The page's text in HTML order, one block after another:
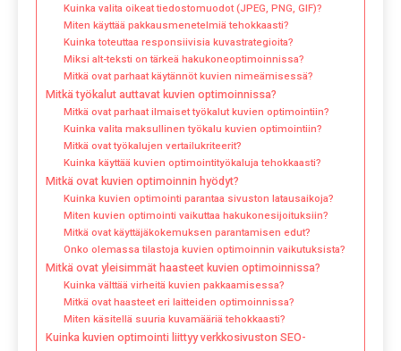
Kuinka valita oikeat tiedostomuodot (JPEG, PNG, GIF)?
Miten käyttää pakkausmenetelmiä tehokkaasti?
Kuinka toteuttaa responsiivisia kuvastrategioita?
Miksi alt-teksti on tärkeä hakukoneoptimoinnissa?
Mitkä ovat parhaat käytännöt kuvien nimeämisessä?
Mitkä työkalut auttavat kuvien optimoinnissa?
Mitkä ovat parhaat ilmaiset työkalut kuvien optimointiin?
Kuinka valita maksullinen työkalu kuvien optimointiin?
Mitkä ovat työkalujen vertailukriteerit?
Kuinka käyttää kuvien optimointityökaluja tehokkaasti?
Mitkä ovat kuvien optimoinnin hyödyt?
Kuinka kuvien optimointi parantaa sivuston latausaikoja?
Miten kuvien optimointi vaikuttaa hakukonesijoituksiin?
Mitkä ovat käyttäjäkokemuksen parantamisen edut?
Onko olemassa tilastoja kuvien optimoinnin vaikutuksista?
Mitkä ovat yleisimmät haasteet kuvien optimoinnissa?
Kuinka välttää virheitä kuvien pakkaamisessa?
Mitkä ovat haasteet eri laitteiden optimoinnissa?
Miten käsitellä suuria kuvamääriä tehokkaasti?
Kuinka kuvien optimointi liittyy verkkosivuston SEO-